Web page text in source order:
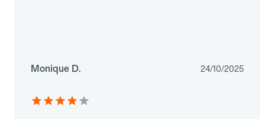
Monique D. 24/10/2025